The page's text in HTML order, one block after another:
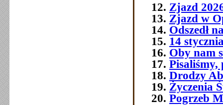
Zjazd
Zjazd w
Odszedł
14
Oby nam
Pisaliśmy,
Drodzy
Życzenia
Pogrzeb